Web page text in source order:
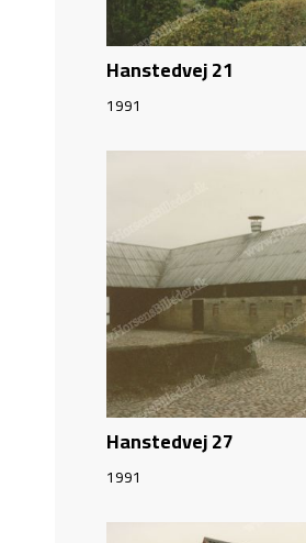
Hanstedvej 21
1991
Hanstedvej 27
1991